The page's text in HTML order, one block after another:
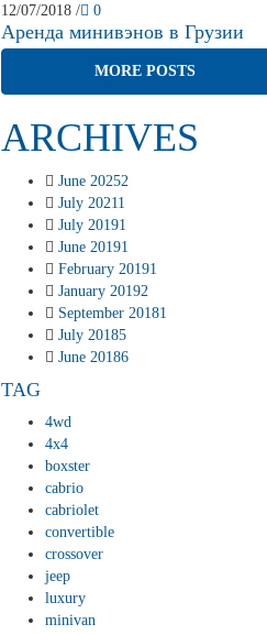
12/07/2018 / 0
Аренда минивэнов в Грузии
MORE POSTS
ARCHIVES
June 20252
July 20211
July 20191
June 20191
February 20191
January 20192
September 20181
July 20185
June 20186
TAG
4wd
4x4
boxster
cabrio
cabriolet
convertible
crossover
jeep
luxury
minivan